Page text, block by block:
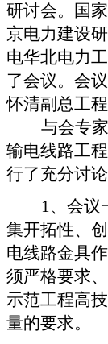
研讨会。国
京电力建设
电华北电力
了会议。会
怀清副总工程
与会专
输电线路工
行了充分讨
1 、会议
集开拓性、
电线路金具
须严格要求
示范工程高
量的要求。